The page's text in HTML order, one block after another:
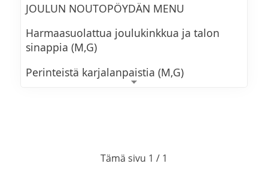
JOULUN NOUTOPÖYDÄN MENU
Harmaasuolattua joulukinkkua ja talon
sinappia (M,G)
Perinteistä karjalanpaistia (M,G)
Porkkanalaatikkoa (L,G)
Tämä sivu 1 / 1